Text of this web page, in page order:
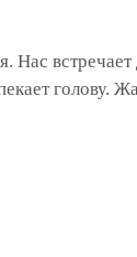
Нас
голову.